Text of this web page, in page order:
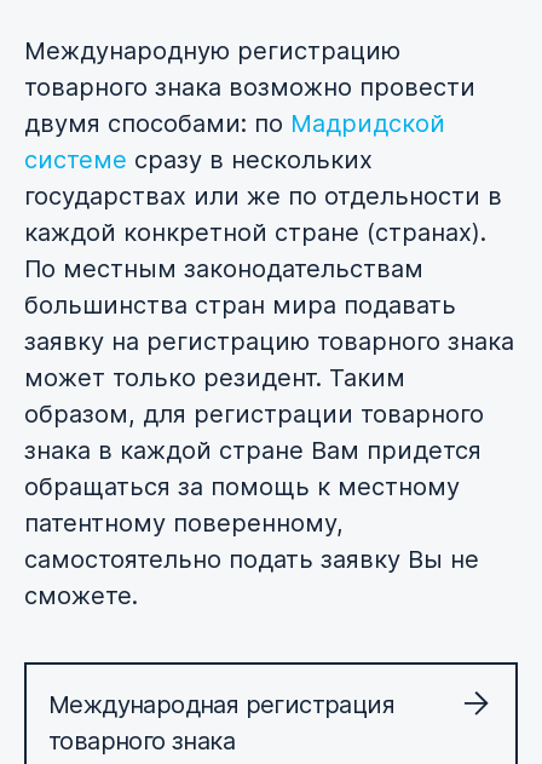
Международную регистрацию
товарного знака возможно провести
двумя способами: по Мадридской
системе сразу в нескольких
государствах или же по отдельности в
каждой конкретной стране (странах).
По местным законодательствам
большинства стран мира подавать
заявку на регистрацию товарного знака
может только резидент. Таким
образом, для регистрации товарного
знака в каждой стране Вам придется
обращаться за помощь к местному
патентному поверенному,
самостоятельно подать заявку Вы не
сможете.
Международная регистрация
товарного знака